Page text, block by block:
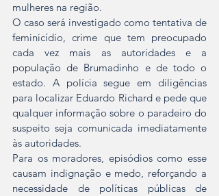
mulheres na região.
O caso será investigado como tentativa de
feminicídio, crime que tem preocupado
cada vez mais as autoridades e a
população de Brumadinho e de todo o
estado. A polícia segue em diligências
para localizar Eduardo Richard e pede que
qualquer informação sobre o paradeiro do
suspeito seja comunicada imediatamente
às autoridades.
Para os moradores, episódios como esse
causam indignação e medo, reforçando a
necessidade de políticas públicas de